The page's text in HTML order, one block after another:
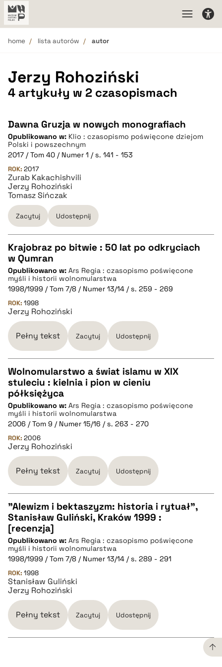
home lista autorów autor
Jerzy Rohoziński
4 artykuły w 2 czasopismach
Dawna Gruzja w nowych monografiach
Opublikowano w: Klio : czasopismo poświęcone dziejom
Polski i powszechnym
2017 / Tom 40 / Numer 1 / s. 141 - 153
ROK: 2017
Zurab Kakachishvili
Jerzy Rohoziński
Tomasz Sińczak
Zacytuj Udostępnij
CZYSTY TEKST
pobierz cytat
BIBTEX
pobierz cytat
Krajobraz po bitwie : 50 lat po odkryciach
w Qumran
Opublikowano w: Ars Regia : czasopismo poświęcone
myśli i historii wolnomularstwa
1998/1999 / Tom 7/8 / Numer 13/14 / s. 259 - 269
ROK: 1998
Jerzy Rohoziński
Pełny tekst Zacytuj Udostępnij
CZYSTY TEKST
pobierz cytat
BIBTEX
pobierz cytat
Wolnomularstwo a świat islamu w XIX
stuleciu : kielnia i pion w cieniu
półksiężyca
Opublikowano w: Ars Regia : czasopismo poświęcone
myśli i historii wolnomularstwa
2006 / Tom 9 / Numer 15/16 / s. 263 - 270
ROK: 2006
Jerzy Rohoziński
Pełny tekst Zacytuj Udostępnij
CZYSTY TEKST
pobierz cytat
BIBTEX
pobierz cytat
"Alewizm i bektaszyzm: historia i rytuał",
Stanisław Guliński, Kraków 1999 :
[recenzja]
Opublikowano w: Ars Regia : czasopismo poświęcone
myśli i historii wolnomularstwa
1998/1999 / Tom 7/8 / Numer 13/14 / s. 289 - 291
ROK: 1998
Stanisław Guliński
Jerzy Rohoziński
Pełny tekst Zacytuj Udostępnij